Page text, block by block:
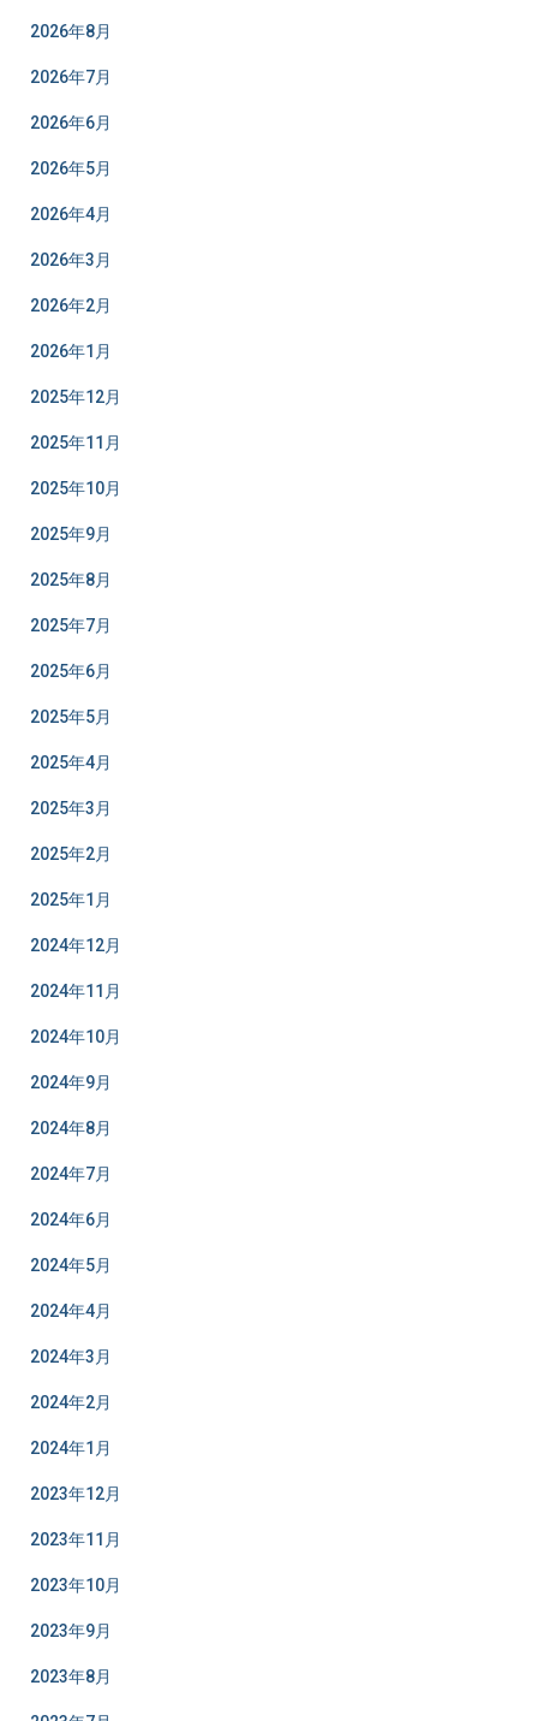
2026年8月
2026年7月
2026年6月
2026年5月
2026年4月
2026年3月
2026年2月
2026年1月
2025年12月
2025年11月
2025年10月
2025年9月
2025年8月
2025年7月
2025年6月
2025年5月
2025年4月
2025年3月
2025年2月
2025年1月
2024年12月
2024年11月
2024年10月
2024年9月
2024年8月
2024年7月
2024年6月
2024年5月
2024年4月
2024年3月
2024年2月
2024年1月
2023年12月
2023年11月
2023年10月
2023年9月
2023年8月